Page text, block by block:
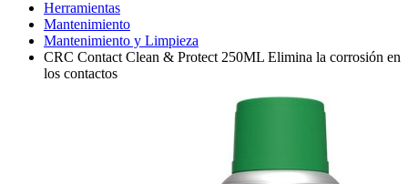
Herramientas
Mantenimiento
Mantenimiento y Limpieza
CRC Contact Clean & Protect 250ML Elimina la corrosión en
los contactos